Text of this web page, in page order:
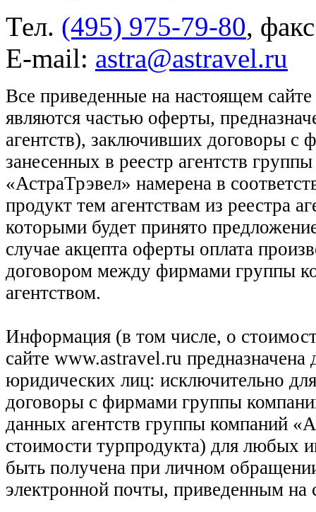
Тел. (495) 975-79-80,
E-mail: astra@astravel.ru
Все приведенные на настоящем
являются частью оферты,
агентств), заключивших договоры
занесенных в реестр агентств
«АстраТрэвел» намерена в
продукт тем агентствам из реестра
которыми будет принято
случае акцепта оферты оплата
договором между фирмами группы
агентством.
Информация (в том числе, о
сайте www.astravel.ru предназначена
юридических лиц: исключительно
договоры с фирмами группы
данных агентств группы компаний
стоимости турпродукта) для любых
быть получена при личном
электронной почты, приведенным на